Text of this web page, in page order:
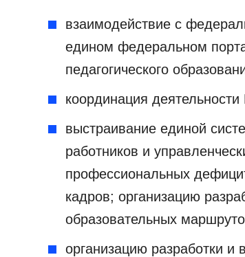
взаимодействие с
едином федеральном
педагогического
координация
выстраивание единой
работников и
профессиональных
кадров; организацию
образовательных
организацию разработки